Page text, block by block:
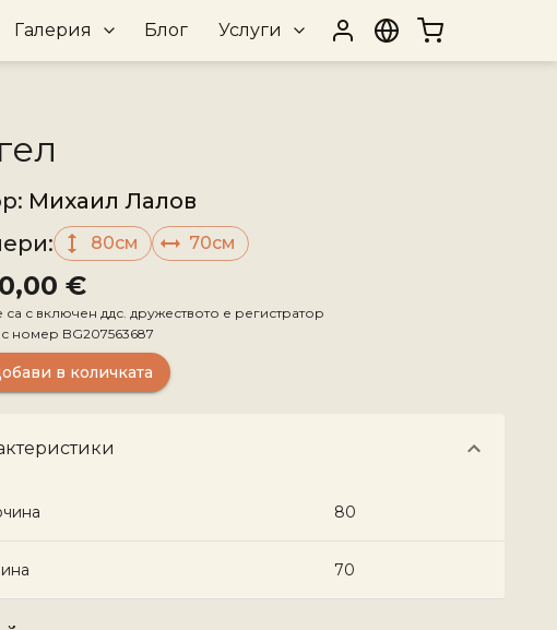
Галерия Блог Услуги
: Михаил Лалов
: 80см 70см
€
са с включен ддс. дружеството е регистратор
с номер BG207563687
в количката
80
70